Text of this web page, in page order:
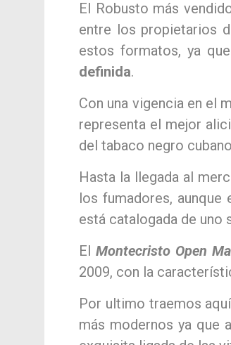
El Robusto más
entre los propietarios
estos formatos, ya
definida.
Con una vigencia en el
representa el mejor
del tabaco negro
Hasta la llegada al
los fumadores,
está catalogada de uno
El Montecristo Open
2009, con la
Por ultimo traemos
más modernos ya que